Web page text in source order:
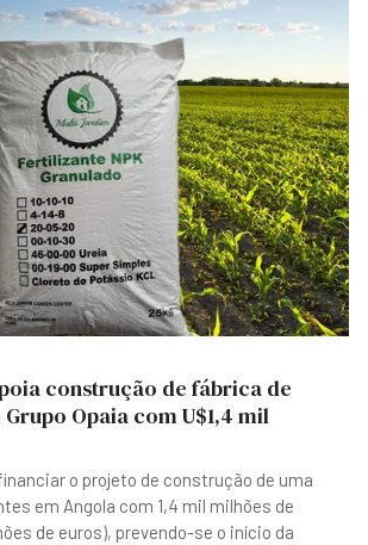
Opaia com U$1,4 mil
o projeto de construção de uma
em Angola com 1,4 mil milhões de
de euros), prevendo-se o início da